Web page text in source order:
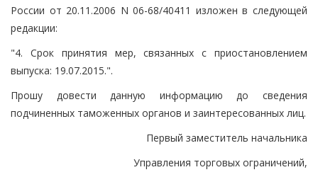
России от 20.11.2006 N 06-68/40411 изложен в следующей
редакции:
"4. Срок принятия мер, связанных с приостановлением
выпуска: 19.07.2015.".
Прошу довести данную информацию до сведения
подчиненных таможенных органов и заинтересованных лиц.
Первый заместитель начальника
Управления торговых ограничений,